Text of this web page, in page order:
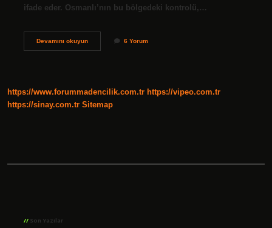
ifade eder. Osmanlı’nın bu bölgedeki kontrolü,…
Devamını okuyunOsmanlı
6 Yorum
https://www.forummadencilik.com.tr https://vipeo.com.tr
https://sinay.com.tr Sitemap
Son Yazılar